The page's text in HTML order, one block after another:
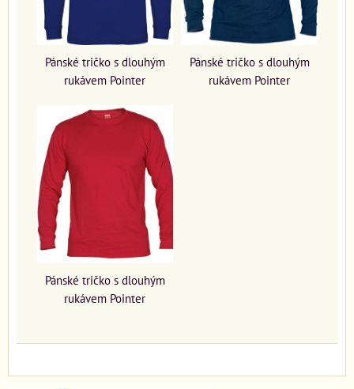
Pánské tričko s dlouhým
rukávem Pointer
Pánské tričko s dlouhým
rukávem Pointer
Pánské tričko s dlouhým
rukávem Pointer